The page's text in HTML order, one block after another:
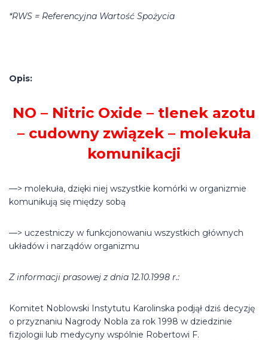
*RWS = Referencyjna Wartość Spożycia
Opis:
NO – Nitric Oxide – tlenek azotu
– cudowny związek – molekuła
komunikacji
—> molekuła, dzięki niej wszystkie komórki w organizmie
komunikują się między sobą
—> uczestniczy w funkcjonowaniu wszystkich głównych
układów i narządów organizmu
Z informacji prasowej z dnia 12.10.1998 r.:
Komitet Noblowski Instytutu Karolinska podjął dziś decyzję
o przyznaniu Nagrody Nobla za rok 1998 w dziedzinie
fizjologii lub medycyny wspólnie Robertowi F.